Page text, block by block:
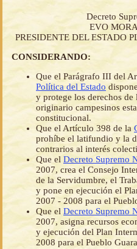
Decreto
EVO
PRESIDENTE DEL ESTADO
CONSIDERANDO:
Que el Parágrafo III del
Política del Estado
y protege los derechos
originario campesinos
constitucional.
Que el Artículo 398 de la
prohíbe el latifundio y la
contrarios al interés
Que el Decreto Supremo
2007, crea el Consejo
de la Servidumbre, el
y pone en ejecución el
2007 - 2008 para el
Que el Decreto Supremo
2007, asigna recursos
y ejecución del Plan
2008 para el Pueblo